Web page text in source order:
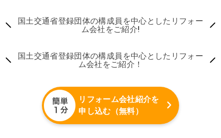
国土交通省登録団体の構成員を中心としたリフォー
ム会社をご紹介!
国土交通省登録団体の構成員を中心としたリフォー
ム会社をご紹介！
リフォーム会社紹介を
申し込む（無料）